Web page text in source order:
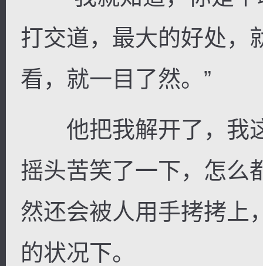
打交道，最大的好处，
看，就一目了然。”
他把我解开了，我
摇头苦笑了一下，怎么
然还会被人用手拷拷上
的状况下。